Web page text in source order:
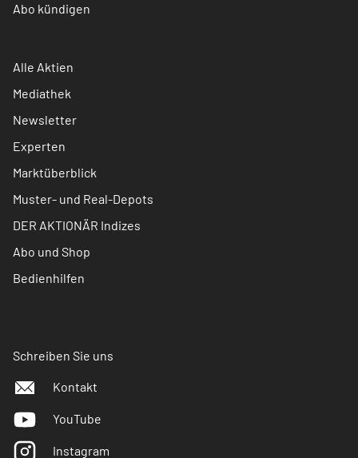
Abo kündigen
Alle Aktien
Mediathek
Newsletter
Experten
Marktüberblick
Muster- und Real-Depots
DER AKTIONÄR Indizes
Abo und Shop
Bedienhilfen
Schreiben Sie uns
Kontakt
YouTube
Instagram